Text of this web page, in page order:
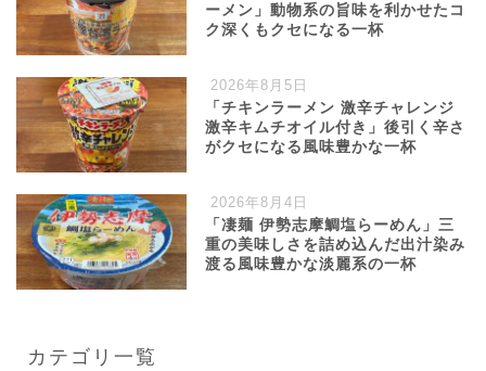
ーメン」動物系の旨味を利かせたコ
ク深くもクセになる一杯
2026年8月5日
「チキンラーメン 激辛チャレンジ
激辛キムチオイル付き」後引く辛さ
がクセになる風味豊かな一杯
2026年8月4日
「凄麺 伊勢志摩鯛塩らーめん」三
重の美味しさを詰め込んだ出汁染み
渡る風味豊かな淡麗系の一杯
カテゴリ一覧